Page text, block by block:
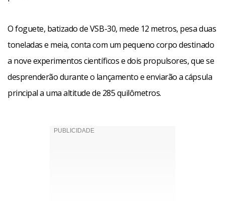
O foguete, batizado de VSB-30, mede 12 metros, pesa duas
toneladas e meia, conta com um pequeno corpo destinado
a nove experimentos científicos e dois propulsores, que se
desprenderão durante o lançamento e enviarão a cápsula
principal a uma altitude de 285 quilômetros.